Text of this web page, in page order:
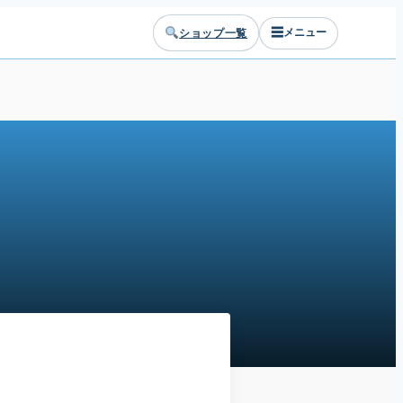
ショップ一覧 ☰メニュー